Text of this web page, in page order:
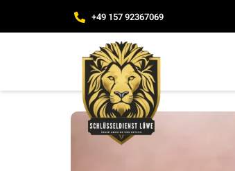
+49 157 92367069